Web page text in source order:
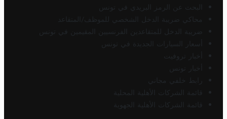
البحث عن الرمز البريدي في تونس
محاكي ضريبة الدخل الشخصي للموظف/المتقاعد
ضريبة الدخل للمتقاعدين الفرنسيين المقيمين في تونس
أسعار السيارات الجديدة في تونس
أخبار تروفيت
أخبار تونس
رابط خلفي مجاني
قائمة الشركات الأهلية المحلية
قائمة الشركات الأهلية الجهوية